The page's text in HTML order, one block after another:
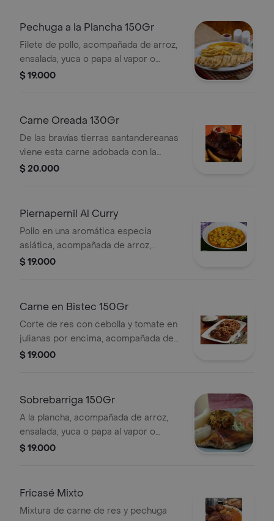
Pechuga a la Plancha 150Gr
Filete de pollo, acompañada de arroz,
ensalada, yuca o papa al vapor o
maduro, sopa y bebida de la casa.
$ 19.000
Carne Oreada 130Gr
De las bravías tierras santandereanas
viene esta carne adobada con la
receta de la casa y expuesta al aire
o papa al vapor o maduro, sopa y
bebida de la casa.
$ 20.000
Piernapernil Al Curry
Pollo en una aromática especia
asiática, acompañada de arroz,
ensalada, yuca o papa al vapor o
$ 19.000
Carne en Bistec 150Gr
Corte de res con cebolla y tomate en
julianas por encima, acompañada de
arroz, ensalada, yuca o papa al vapor
$ 19.000
Sobrebarriga 150Gr
A la plancha, acompañada de arroz,
ensalada, yuca o papa al vapor o
maduro, sopa y bebida de la casa.
$ 19.000
Fricasé Mixto
Mixtura de carne de res y pechuga